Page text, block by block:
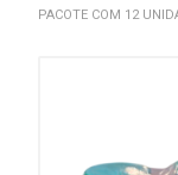
PACOTE COM 12